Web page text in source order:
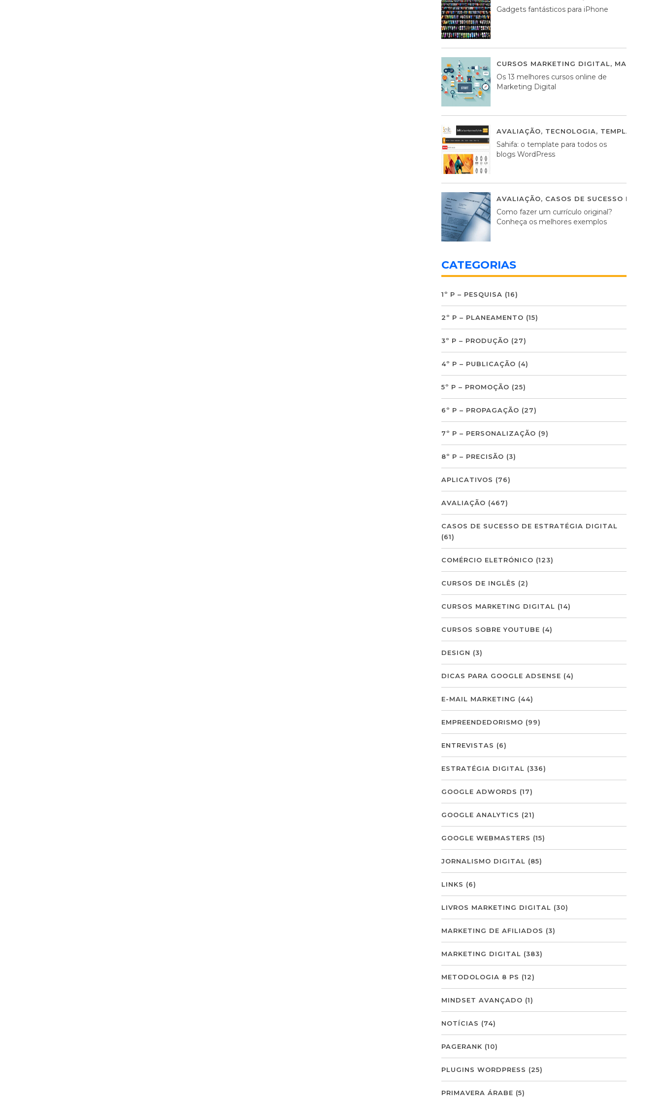
Gadgets fantásticos para iPhone
CURSOS MARKETING DIGITAL,
Os 13 melhores cursos online de
Marketing Digital
AVALIAÇÃO, TECNOLOGIA, TEMPLATES
Sahifa: o template para todos os
blogs WordPress
AVALIAÇÃO, CASOS DE SUCESSO DE
Como fazer um currículo original?
Conheça os melhores exemplos
CATEGORIAS
1º P – PESQUISA (16)
2º P – PLANEAMENTO (15)
3º P – PRODUÇÃO (27)
4º P – PUBLICAÇÃO (4)
5º P – PROMOÇÃO (25)
6º P – PROPAGAÇÃO (27)
7º P – PERSONALIZAÇÃO (9)
8º P – PRECISÃO (3)
APLICATIVOS (76)
AVALIAÇÃO (467)
CASOS DE SUCESSO DE ESTRATÉGIA DIGITAL
(61)
COMÉRCIO ELETRÓNICO (123)
CURSOS DE INGLÊS (2)
CURSOS MARKETING DIGITAL (14)
CURSOS SOBRE YOUTUBE (4)
DESIGN (3)
DICAS PARA GOOGLE ADSENSE (4)
E-MAIL MARKETING (44)
EMPREENDEDORISMO (99)
ENTREVISTAS (6)
ESTRATÉGIA DIGITAL (336)
GOOGLE ADWORDS (17)
GOOGLE ANALYTICS (21)
GOOGLE WEBMASTERS (15)
JORNALISMO DIGITAL (85)
LINKS (6)
LIVROS MARKETING DIGITAL (30)
MARKETING DE AFILIADOS (3)
MARKETING DIGITAL (383)
METODOLOGIA 8 PS (12)
MINDSET AVANÇADO (1)
NOTÍCIAS (74)
PAGERANK (10)
PLUGINS WORDPRESS (25)
PRIMAVERA ÁRABE (5)